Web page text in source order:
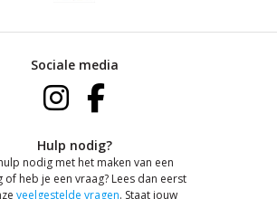
Sociale media
Hulp nodig?
nodig met het maken van een
of heb je een vraag? Lees dan eerst
veelgestelde vragen. Staat jouw